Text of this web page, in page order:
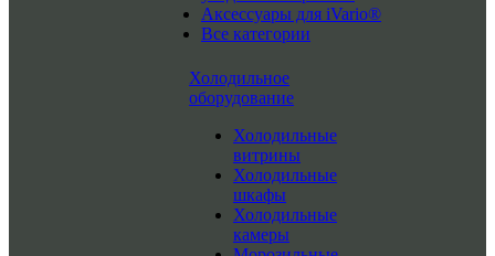
Аксессуары для iVario®
Все категории
Холодильное
оборудование
Холодильные
витрины
Холодильные
шкафы
Холодильные
камеры